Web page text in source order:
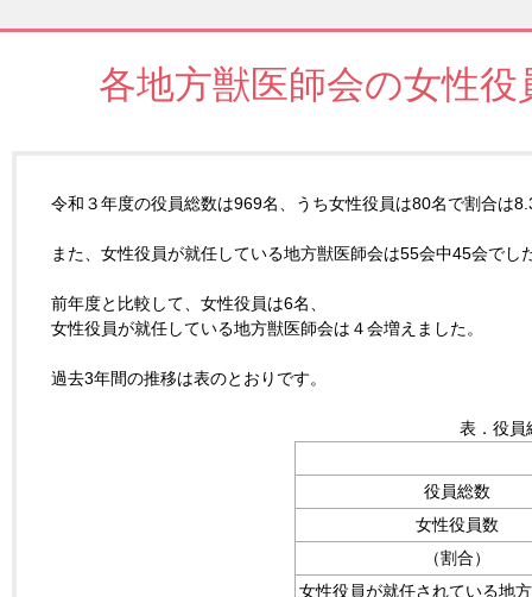
各地方獣医師会の女性
令和３年度の役員総数は969名、うち女性役員は80名で割合は
また、女性役員が就任している地方獣医師会は55会中45会でし
前年度と比較して、女性役員は6名、
女性役員が就任している地方獣医師会は４会増えました。
過去3年間の推移は表のとおりです。
表．役員
役員総数
女性役員数
（割合）
女性役員が就任されている地